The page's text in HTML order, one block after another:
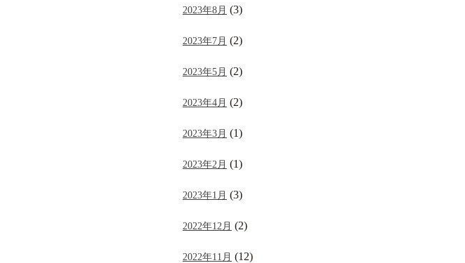
2023年8月 (3)
2023年7月 (2)
2023年5月 (2)
2023年4月 (2)
2023年3月 (1)
2023年2月 (1)
2023年1月 (3)
2022年12月 (2)
2022年11月 (12)